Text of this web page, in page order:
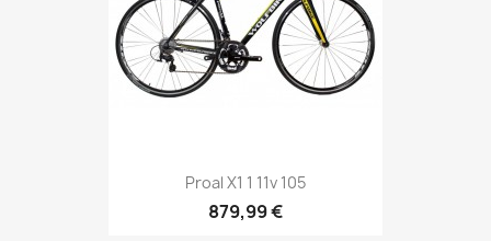
Proal X1 1 11v 105
879,99 €